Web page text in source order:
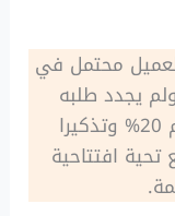
لعميل محتمل في
يجدد طلبه
منذ 6 أشهر تتضمن عرضا خاصا بخصم 20% وتذكيرا
افتتاحية